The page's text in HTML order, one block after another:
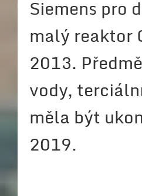
Siemens pro
malý reaktor
2013.
vody,
měla být
2019.